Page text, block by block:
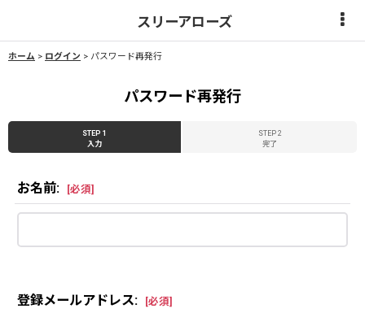
スリーアローズ
ホーム > ログイン > パスワード再発行
パスワード再発行
STEP 1
入力
STEP 2
完了
お名前: [必須]
登録メールアドレス: [必須]